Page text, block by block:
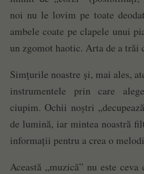
noi nu le lovim pe toate
ambele coate pe clapele unui
un zgomot haotic. Arta de a trăi
Simțurile noastre și, mai ales,
instrumentele prin care
ciupim. Ochii noștri
de lumină, iar mintea noastră
informații pentru a crea o
Această „muzică” nu este